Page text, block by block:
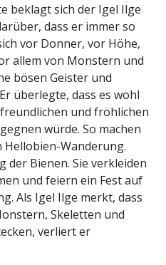
beklagt sich der Igel Ilge
dass er immer so
vor Donner, vor Höhe,
allem von Monstern und
bösen Geister und
überlegte, dass es wohl
und fröhlichen
würde. So machen
Hellobien-Wanderung.
der Bienen. Sie verkleiden
und feiern ein Fest auf
Als Igel Ilge merkt, dass
Skeletten und
verliert er